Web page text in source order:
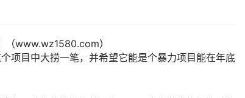
（www.wz1580.com）
项目中大捞一笔，并希望它能是个暴力项目能在年底